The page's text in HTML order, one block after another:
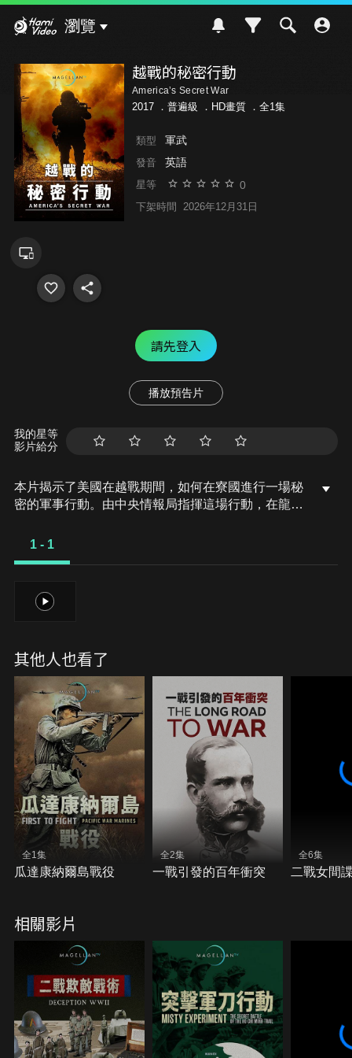
瀏覽
越戰的秘密行動
America’s Secret War
2017 ． 普遍級 ．HD畫質 ．全1集
類型 軍武
發音 英語
星等 0
下架時間 2026年12月31日
請先登入
播放預告片
我的星等
影片給分
本片揭示了美國在越戰期間，如何在寮國進行一場秘
密的軍事行動。由中央情報局指揮這場行動，在龍町
隊員，包括許多苗族人，目的是摧毀敵軍的補給線。
介紹近日解密的中央情報局情報，呈現這場被隱藏多
年的秘密戰爭。
1 - 1
1
其他人也看了
全1集
瓜達康納爾島戰役
全2集
一戰引發的百年衝突
全6集
二戰女間
相關影片